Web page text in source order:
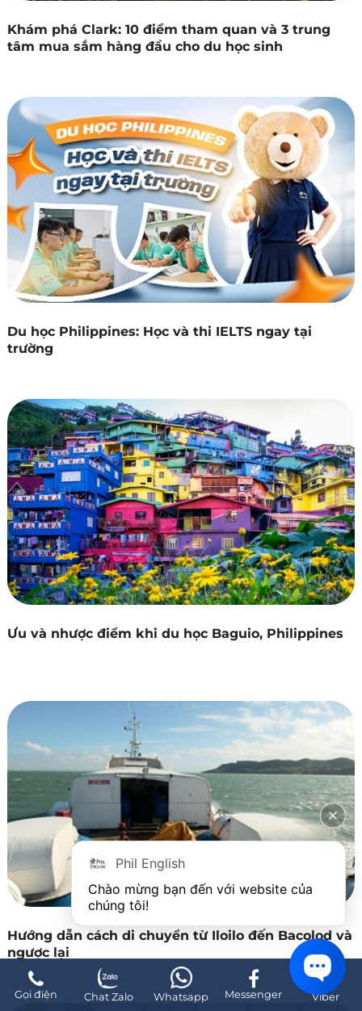
Khám phá Clark: 10 điểm tham quan và 3 trung
tâm mua sắm hàng đầu cho du học sinh
Du học Philippines: Học và thi IELTS ngay tại
trường
Ưu và nhược điểm khi du học Baguio, Philippines
Hướng dẫn cách di chuyển từ Iloilo đến Bacolod và
ngược lại
Gọi điện Chat Zalo Whatsapp Messenger Viber
Phil English
Chào mừng bạn đến với website của
chúng tôi!